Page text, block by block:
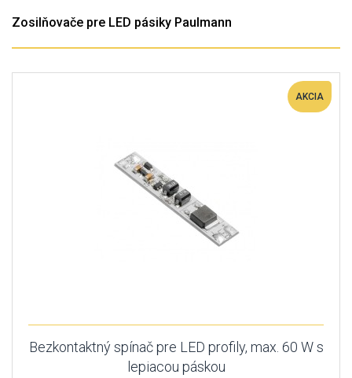
Zosilňovače pre LED pásiky Paulmann
AKCIA
Bezkontaktný spínač pre LED profily, max. 60 W s
lepiacou páskou